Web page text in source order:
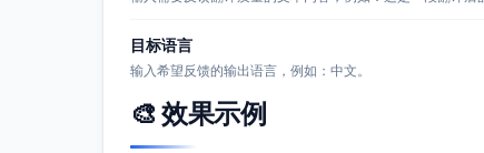
目标语言
输入希望反馈的输出语言，例如：中文。
🎨 效果示例